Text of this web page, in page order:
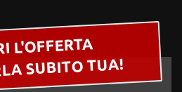
L'OFFERTA
SUBITO TUA!